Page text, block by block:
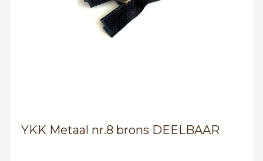
YKK Metaal nr.8 brons DEELBAAR